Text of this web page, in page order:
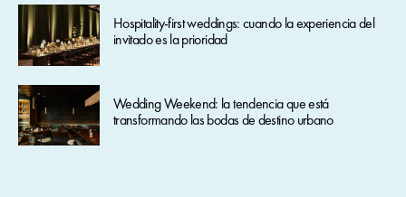
Hospitality-first weddings: cuando la experiencia del
invitado es la prioridad
Wedding Weekend: la tendencia que está
transformando las bodas de destino urbano